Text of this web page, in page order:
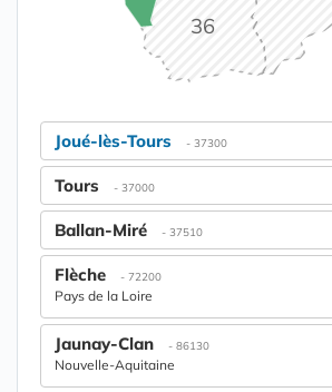
36
Joué-lès-Tours - 37300
Tours - 37000
Ballan-Miré - 37510
Flèche - 72200
Pays de la Loire
Jaunay-Clan - 86130
Nouvelle-Aquitaine